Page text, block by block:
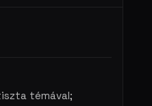
témával;